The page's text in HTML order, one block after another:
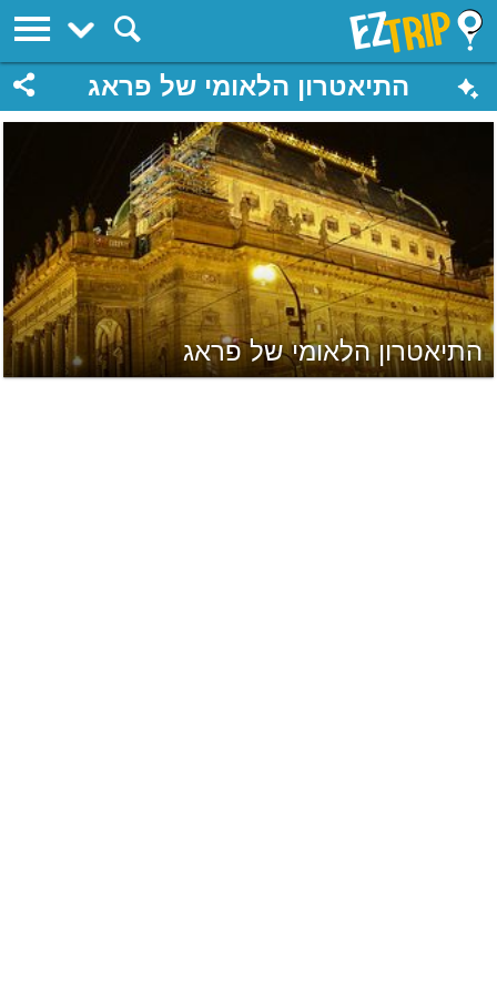
EZTrip
התיאטרון הלאומי של פראג
התיאטרון הלאומי של פראג